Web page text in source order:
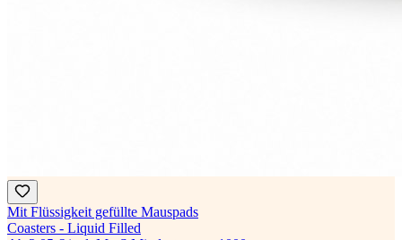
Mit Flüssigkeit gefüllte Mauspads
Coasters - Liquid Filled